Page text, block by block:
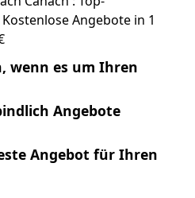
Angebote in 1
wenn es um Ihren
Angebote
Angebot für Ihren